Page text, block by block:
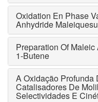
Oxidation En Phase
Anhydride
Preparation Of
1-Butene
A Oxidação Profunda
Catalisadores De
Selectividades E